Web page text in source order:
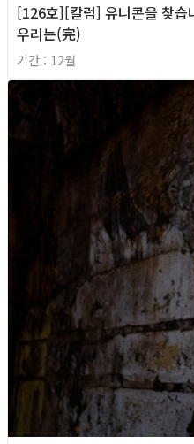
[126호][칼럼] 유니콘을 찾습
우리는(完)
기간 : 12월